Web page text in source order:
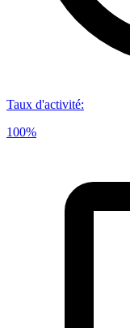
Taux d'activité:
100%